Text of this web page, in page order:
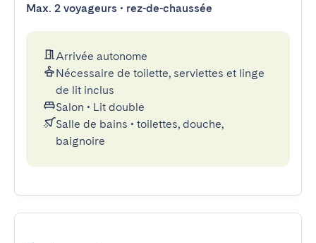
Max. 2 voyageurs • rez-de-chaussée
Arrivée autonome
Nécessaire de toilette, serviettes et linge
de lit inclus
Salon • Lit double
Salle de bains • toilettes, douche,
baignoire